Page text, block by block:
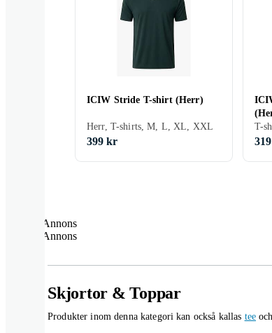
ICIW Stride T-shirt (Herr)
Herr, T-shirts, M, L, XL, XXL
399 kr
T-
Annons
Annons
Skjortor & Toppar
Produkter inom denna kategori kan också kallas tee och